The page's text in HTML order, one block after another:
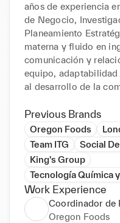
años de experiencia
de Negocio,
Planeamiento
materna y fluido en
comunicación y
equipo,
Previous Brands
Oregon Foods
Team ITG
Social
King's Group
Tecnología Química
Work Experience
Coordinador de
Oregon Foods